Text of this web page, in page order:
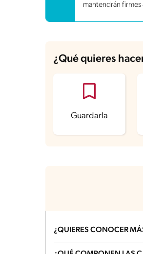
mantendrán
¿Qué quieres
Guardarla
¿QUIERES CONOCER
¿Qué es un menú